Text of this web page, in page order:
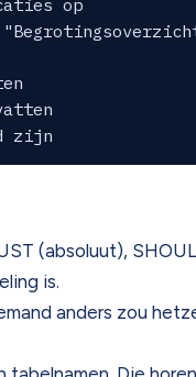
(absoluut),
is.
anders zou